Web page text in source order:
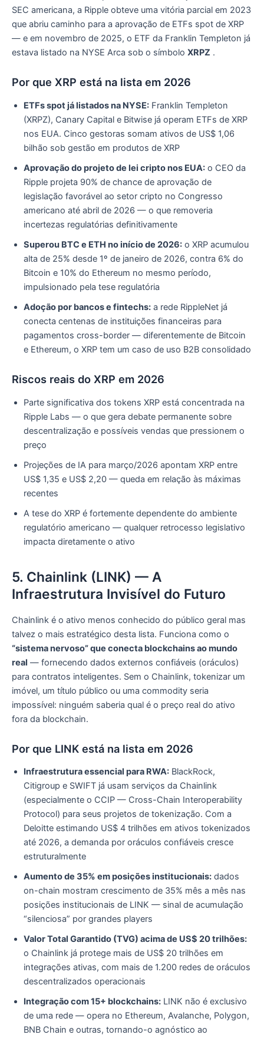
SEC americana, a Ripple obteve uma vitória parcial em 2023
que abriu caminho para a aprovação de ETFs spot de XRP
— e em novembro de 2025, o ETF da Franklin Templeton já
estava listado na NYSE Arca sob o símbolo XRPZ .
Por que XRP está na lista em 2026
ETFs spot já listados na NYSE: Franklin Templeton
(XRPZ), Canary Capital e Bitwise já operam ETFs de XRP
nos EUA. Cinco gestoras somam ativos de US$ 1,06
bilhão sob gestão em produtos de XRP
Aprovação do projeto de lei cripto nos EUA: o CEO da
Ripple projeta 90% de chance de aprovação de
legislação favorável ao setor cripto no Congresso
americano até abril de 2026 — o que removeria
incertezas regulatórias definitivamente
Superou BTC e ETH no início de 2026: o XRP acumulou
alta de 25% desde 1º de janeiro de 2026, contra 6% do
Bitcoin e 10% do Ethereum no mesmo período,
impulsionado pela tese regulatória
Adoção por bancos e fintechs: a rede RippleNet já
conecta centenas de instituições financeiras para
pagamentos cross-border — diferentemente de Bitcoin
e Ethereum, o XRP tem um caso de uso B2B consolidado
Riscos reais do XRP em 2026
Parte significativa dos tokens XRP está concentrada na
Ripple Labs — o que gera debate permanente sobre
descentralização e possíveis vendas que pressionem o
preço
Projeções de IA para março/2026 apontam XRP entre
US$ 1,35 e US$ 2,20 — queda em relação às máximas
recentes
A tese do XRP é fortemente dependente do ambiente
regulatório americano — qualquer retrocesso legislativo
impacta diretamente o ativo
5. Chainlink (LINK) — A
Infraestrutura Invisível do Futuro
Chainlink é o ativo menos conhecido do público geral mas
talvez o mais estratégico desta lista. Funciona como o
“sistema nervoso” que conecta blockchains ao mundo
real — fornecendo dados externos confiáveis (oráculos)
para contratos inteligentes. Sem o Chainlink, tokenizar um
imóvel, um título público ou uma commodity seria
impossível: ninguém saberia qual é o preço real do ativo
fora da blockchain.
Por que LINK está na lista em 2026
Infraestrutura essencial para RWA: BlackRock,
Citigroup e SWIFT já usam serviços da Chainlink
(especialmente o CCIP — Cross-Chain Interoperability
Protocol) para seus projetos de tokenização. Com a
Deloitte estimando US$ 4 trilhões em ativos tokenizados
até 2026, a demanda por oráculos confiáveis cresce
estruturalmente
Aumento de 35% em posições institucionais: dados
on-chain mostram crescimento de 35% mês a mês nas
posições institucionais de LINK — sinal de acumulação
“silenciosa” por grandes players
Valor Total Garantido (TVG) acima de US$ 20 trilhões:
o Chainlink já protege mais de US$ 20 trilhões em
integrações ativas, com mais de 1.200 redes de oráculos
descentralizados operacionais
Integração com 15+ blockchains: LINK não é exclusivo
de uma rede — opera no Ethereum, Avalanche, Polygon,
BNB Chain e outras, tornando-o agnóstico ao